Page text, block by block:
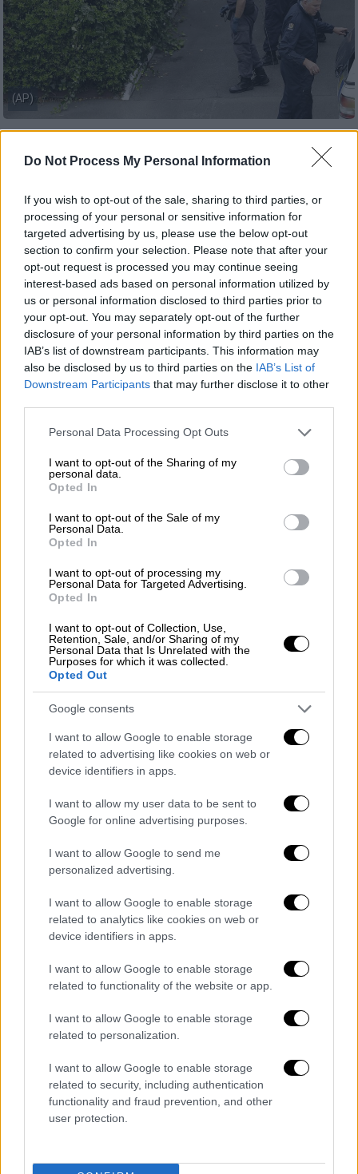
Do Not Process My Personal Information
If you wish to opt-out of the sale, sharing to third parties, or
processing of your personal or sensitive information for
targeted advertising by us, please use the below opt-out
section to confirm your selection. Please note that after your
opt-out request is processed you may continue seeing
interest-based ads based on personal information utilized by
us or personal information disclosed to third parties prior to
your opt-out. You may separately opt-out of the further
disclosure of your personal information by third parties on the
IAB’s list of downstream participants. This information may
also be disclosed by us to third parties on the IAB’s List of
Downstream Participants that may further disclose it to other
Please note that this website/app uses one or more Google
not limited to your visit or usage behaviour. You may click to
grant or deny consent to Google and its third-party tags to
use your data for below specified purposes in below Google
consent section.
Personal Data Processing Opt Outs
I want to opt-out of the Sharing of my
personal data.
Opted In
I want to opt-out of the Sale of my
Personal Data.
Opted In
I want to opt-out of processing my
Personal Data for Targeted Advertising.
Opted In
I want to opt-out of Collection, Use,
Retention, Sale, and/or Sharing of my
Personal Data that Is Unrelated with the
Purposes for which it was collected.
Opted Out
Google consents
I want to allow Google to enable storage
related to advertising like cookies on web or
device identifiers in apps.
I want to allow my user data to be sent to
Google for online advertising purposes.
I want to allow Google to send me
personalized advertising.
I want to allow Google to enable storage
related to analytics like cookies on web or
device identifiers in apps.
I want to allow Google to enable storage
related to functionality of the website or app.
I want to allow Google to enable storage
related to personalization.
I want to allow Google to enable storage
related to security, including authentication
functionality and fraud prevention, and other
user protection.
(AP)
Εντολή για επίσημη εθνική έρευνα για το
τρομοκρατικό χτύπημαστηΝέα
Ζηλανδίαέδωσε σήμερα η πρωθυπουργός
της χώρας,Τζασίντα Άρντερν . Στόχος της
έρευνας είναι να διαπιστωθεί αν η αστυνομία
και οι υπηρεσίες πληροφοριών θα
μπορούσαν να είχαν εμποδίσει το μακελειό.
Η έρευνα οφείλει να προσδιορίσει πώς ένας
και μόνο δράστης μπόρεσε να σκοτώσει 50
πιστούς, δήλωσε η πρωθυπουργός για την
τύχη για να προσδιορισθεί πώς συνέβη αυτή
η πράξη τρομοκρατίας και πώς θα
μπορούσαμε να την είχαμε εμποδίσει»,
δήλωσε η Άρντερν στους δημοσιογράφους.
Οι υπηρεσίες πληροφοριών και η αστυνομία
βρέθηκαν στο κέντρο των επικρίσεων μετά
την επίθεση, καθώς ορισμένοι τις
κατηγορούσαν ότι είχαν επικεντρωθεί
υπερβολικά στις ισλαμιστικές απειλές.
Τα θύματα στο Κράισττσερτς ήταν όλα
μουσουλμάνοι και ο φονιάς είναι ένας
λευκός ρατσιστής πεπεισμένος πως οι
μουσουλμάνοι «κυριεύουν» τις δυτικές
χώρες.
«Μια ερώτηση στην οποία οφείλουμε να
απαντήσουμε είναι αν οφείλαμε να ξέρουμε
περισσότερα γι' αυτό», δήλωσε η Άρντερν.
«Η Νέα Ζηλανδία δεν είναι ένα κράτος
παρακολούθησης όμως υπάρχουν ερωτήσεις
που περιμένουν απαντήσεις».
Η πρωθυπουργός απέκλεισε το
ενδεχόμενο επαναφοράς της θανατικής
ποινής για τον 28χρονο αυστραλό
μερικά λεπτά μετά τις επιθέσεις και προς το
παρόν έχει απαγγελθεί σε βάρος του μια
κατηγορία για φόνο.
Οι λεπτομέρειες σχετικά με την έρευνα θα
πρέπει να εξακριβωθούν, όμως «θα είναι